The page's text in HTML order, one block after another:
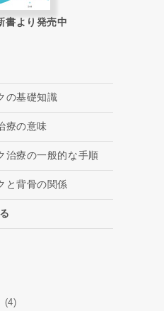
書より発売中
の基礎知識
療の意味
治療の一般的な手順
と背骨の関係
(4)